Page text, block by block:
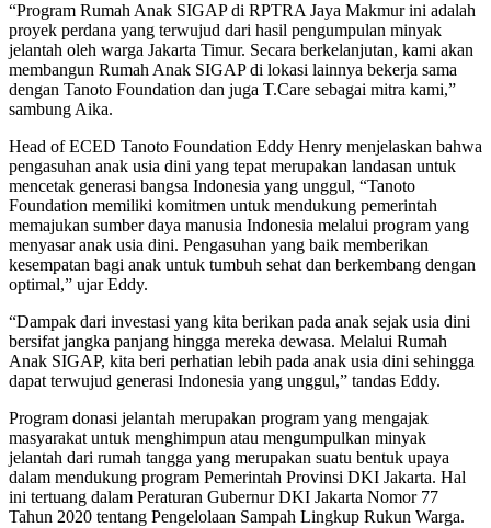
“Program Rumah Anak SIGAP di RPTRA Jaya Makmur ini adalah
proyek perdana yang terwujud dari hasil pengumpulan minyak
jelantah oleh warga Jakarta Timur. Secara berkelanjutan, kami akan
membangun Rumah Anak SIGAP di lokasi lainnya bekerja sama
dengan Tanoto Foundation dan juga T.Care sebagai mitra kami,”
sambung Aika.
Head of ECED Tanoto Foundation Eddy Henry menjelaskan bahwa
pengasuhan anak usia dini yang tepat merupakan landasan untuk
mencetak generasi bangsa Indonesia yang unggul, “Tanoto
Foundation memiliki komitmen untuk mendukung pemerintah
memajukan sumber daya manusia Indonesia melalui program yang
menyasar anak usia dini. Pengasuhan yang baik memberikan
kesempatan bagi anak untuk tumbuh sehat dan berkembang dengan
optimal,” ujar Eddy.
“Dampak dari investasi yang kita berikan pada anak sejak usia dini
bersifat jangka panjang hingga mereka dewasa. Melalui Rumah
Anak SIGAP, kita beri perhatian lebih pada anak usia dini sehingga
dapat terwujud generasi Indonesia yang unggul,” tandas Eddy.
Program donasi jelantah merupakan program yang mengajak
masyarakat untuk menghimpun atau mengumpulkan minyak
jelantah dari rumah tangga yang merupakan suatu bentuk upaya
dalam mendukung program Pemerintah Provinsi DKI Jakarta. Hal
ini tertuang dalam Peraturan Gubernur DKI Jakarta Nomor 77
Tahun 2020 tentang Pengelolaan Sampah Lingkup Rukun Warga.